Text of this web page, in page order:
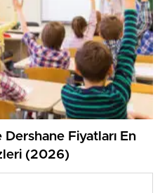
Dershane Fiyatları En
(2026)